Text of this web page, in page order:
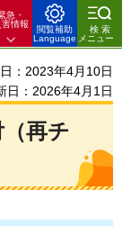
急・
害情報
閲覧補助
Language
検索
メニュー
：2023年4月10日
日：2026年4月1日
再チ